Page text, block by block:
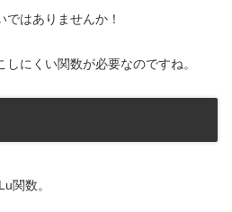
ではありませんか！
にくい関数が必要なのですね。
関数。